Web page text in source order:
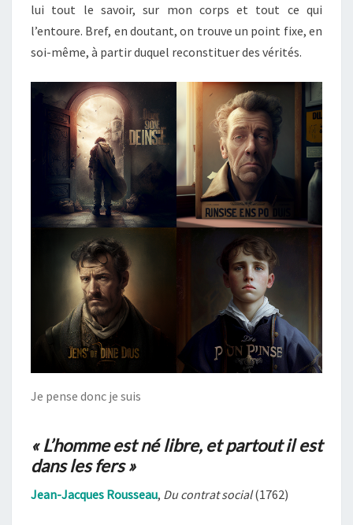
lui tout le savoir, sur mon corps et tout ce qui
l’entoure. Bref, en doutant, on trouve un point fixe, en
soi-même, à partir duquel reconstituer des vérités.
Je pense donc je suis
« L’homme est né libre, et partout il est
dans les fers »
Jean-Jacques Rousseau, Du contrat social(1762)